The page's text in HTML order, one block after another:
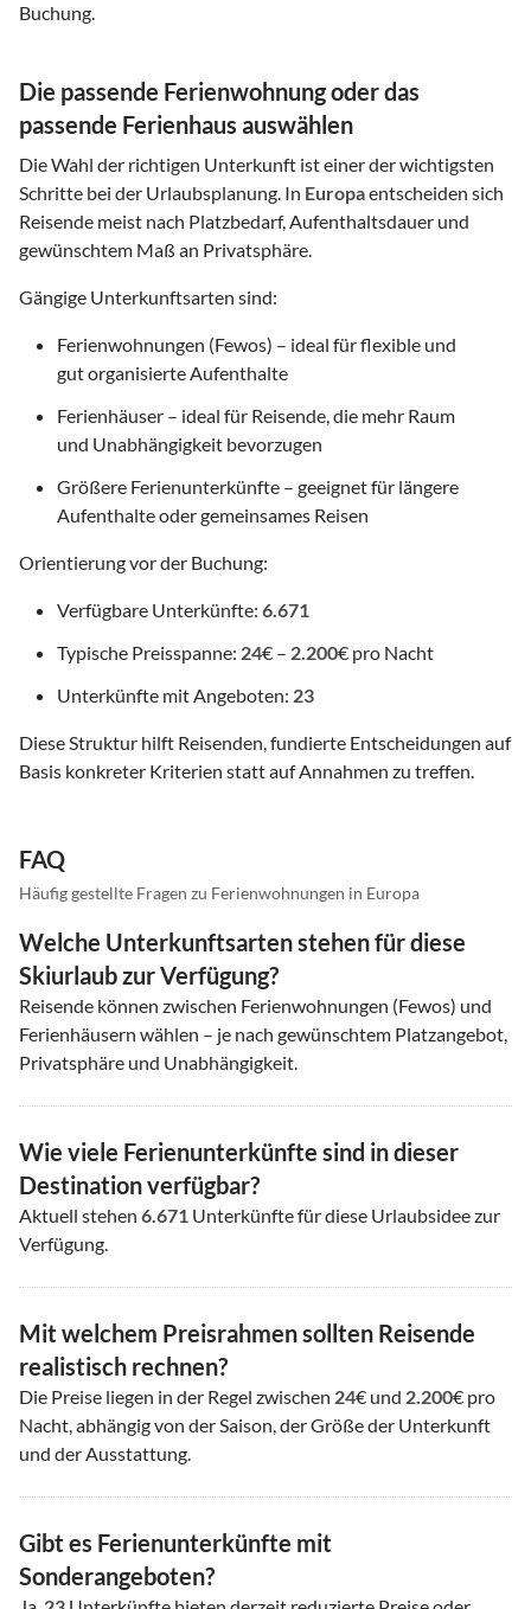
Buchung.
Die passende Ferienwohnung oder das
passende Ferienhaus auswählen
Die Wahl der richtigen Unterkunft ist einer der wichtigsten
Schritte bei der Urlaubsplanung. In Europaentscheiden sich
Reisende meist nach Platzbedarf, Aufenthaltsdauer und
gewünschtem Maß an Privatsphäre.
Gängige Unterkunftsarten sind:
Ferienwohnungen (Fewos) – ideal für flexible und
gut organisierte Aufenthalte
Ferienhäuser – ideal für Reisende, die mehr Raum
und Unabhängigkeit bevorzugen
Größere Ferienunterkünfte – geeignet für längere
Aufenthalte oder gemeinsames Reisen
Orientierung vor der Buchung:
Verfügbare Unterkünfte: 6.671
Typische Preisspanne: 24€ – 2.200€ pro Nacht
Unterkünfte mit Angeboten: 23
Diese Struktur hilft Reisenden, fundierte Entscheidungen auf
Basis konkreter Kriterien statt auf Annahmen zu treffen.
FAQ
Häufig gestellte Fragen zu Ferienwohnungen in Europa
Welche Unterkunftsarten stehen für diese
Skiurlaub zur Verfügung?
Reisende können zwischen Ferienwohnungen (Fewos) und
Ferienhäusern wählen – je nach gewünschtem Platzangebot,
Privatsphäre und Unabhängigkeit.
Wie viele Ferienunterkünfte sind in dieser
Destination verfügbar?
Aktuell stehen 6.671 Unterkünfte für diese Urlaubsidee zur
Verfügung.
Mit welchem Preisrahmen sollten Reisende
realistisch rechnen?
Die Preise liegen in der Regel zwischen 24€ und 2.200€ pro
Nacht, abhängig von der Saison, der Größe der Unterkunft
und der Ausstattung.
Gibt es Ferienunterkünfte mit
Sonderangeboten?